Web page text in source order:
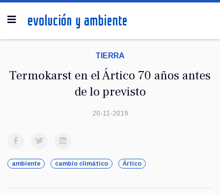
TIERRA
Termokarst en el Ártico 70 años antes
de lo previsto
20-11-2019
ambiente cambio climático Ártico